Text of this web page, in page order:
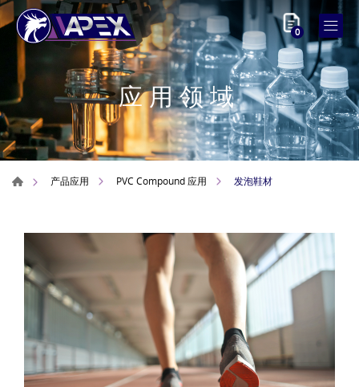
0
应用领域
产品应用 PVC Compound 应用 发泡鞋材